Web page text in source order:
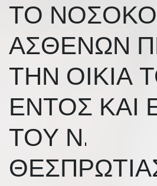
ΤΟ
ΑΣΘΕΝΩΝ
ΤΗΝ ΟΙΚΙΑ
ΕΝΤΟΣ ΚΑΙ
ΤΟΥ Ν.